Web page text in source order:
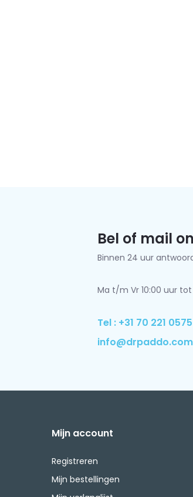
Bel of mail
Binnen 24 uur
Ma t/m Vr 10:00 uur tot
Tel : +31 70 221 0575
info@drpaddo.com
Mijn account
Registreren
Mijn bestellingen